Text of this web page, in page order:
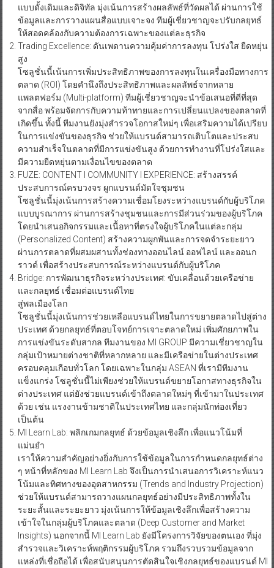
แบบดั้งเดิมและดิจิทัล มุ่งเน้นการสร้างผลลัพธ์ที่วัดผลได้ ผ่านการใช้
ข้อมูลและการวางแผนสื่อแบบเจาะจง ทีมผู้เชี่ยวชาญจะปรับกลยุทธ์
ให้สอดคล้องกับความต้องการเฉพาะของแต่ละธุรกิจ
Trading Excellence: ดันเพดานความคุ้มค่าการลงทุน โปร่งใส ยืดหยุ่น
สูง
โซลูชั่นนี้เน้นการเพิ่มประสิทธิภาพของการลงทุนในเครื่องมือทางการ
ตลาด (ROI) โดยคำนึงถึงประสิทธิภาพและผลลัพธ์จากหลาย
แพลตฟอร์ม (Multi-platform) ทีมผู้เชี่ยวชาญจะนำข้อเสนอที่ดีที่สุด
จากสื่อ พร้อมจัดการกับความท้าทายและการเปลี่ยนแปลงของตลาดที่
เกิดขึ้น ทั้งนี้ ทีมงานยังมุ่งสำรวจโอกาสใหม่ๆ เพื่อเสริมความได้เปรียบ
ในการแข่งขันของธุรกิจ ช่วยให้แบรนด์สามารถเติบโตและประสบ
ความสำเร็จในตลาดที่มีการแข่งขันสูง ด้วยการทำงานที่โปร่งใสและ
มีความยืดหยุ่นตามเงื่อนไขของตลาด
FUZE: CONTENT l COMMUNITY l EXPERIENCE: สร้างสรรค์
ประสบการณ์ครบวงจร ผูกแบรนด์มัดใจชุมชน
โซลูชั่นนี้มุ่งเน้นการสร้างความเชื่อมโยงระหว่างแบรนด์กับผู้บริโภค
แบบบูรณาการ ผ่านการสร้างชุมชนและการมีส่วนร่วมของผู้บริโภค
โดยนำเสนอกิจกรรมและเนื้อหาที่ตรงใจผู้บริโภคในแต่ละกลุ่ม
(Personalized Content) สร้างความผูกพันและการจดจำระยะยาว
ผ่านการตลาดที่ผสมผสานทั้งช่องทางออนไลน์ ออฟไลน์ และออนก
ราวด์ เพื่อสร้างประสบการณ์ระหว่างแบรนด์กับผู้บริโภค
Bridge: การพัฒนาธุรกิจระหว่างประเทศ: ขับเคลื่อนด้วยเครือข่าย
และกลยุทธ์ เชื่อมต่อแบรนด์ไทย
สู่พลเมืองโลก
โซลูชั่นนี้มุ่งเน้นการช่วยเหลือแบรนด์ไทยในการขยายตลาดไปสู่ต่าง
ประเทศ ด้วยกลยุทธ์ที่ตอบโจทย์การเจาะตลาดใหม่ เพิ่มศักยภาพใน
การแข่งขันระดับสากล ทีมงานของ MI GROUP มีความเชี่ยวชาญใน
กลุ่มเป้าหมายต่างชาติที่หลากหลาย และมีเครือข่ายในต่างประเทศ
ครอบคลุมเกือบทั่วโลก โดยเฉพาะในกลุ่ม ASEAN ที่เรามีทีมงาน
แข็งแกร่ง โซลูชั่นนี้ไม่เพียงช่วยให้แบรนด์ขยายโอกาสทางธุรกิจใน
ต่างประเทศ แต่ยังช่วยแบรนด์เข้าถึงตลาดใหม่ๆ ที่เข้ามาในประเทศ
ด้วย เช่น แรงงานข้ามชาติในประเทศไทย และกลุ่มนักท่องเที่ยว
เป็นต้น
MI Learn Lab: พลิกเกมกลยุทธ์ ด้วยข้อมูลเชิงลึก เพื่อแนวโน้มที่
แม่นยำ
เราให้ความสำคัญอย่างยิ่งกับการใช้ข้อมูลในการกำหนดกลยุทธ์ต่าง
ๆ หน้าที่หลักของ MI Learn Lab จึงเป็นการนำเสนอการวิเคราะห์แนว
โน้มและทิศทางของอุตสาหกรรม (Trends and Industry Projection)
ช่วยให้แบรนด์สามารถวางแผนกลยุทธ์อย่างมีประสิทธิภาพทั้งใน
ระยะสั้นและระยะยาว มุ่งเน้นการให้ข้อมูลเชิงลึกเพื่อสร้างความ
เข้าใจในกลุ่มผู้บริโภคและตลาด (Deep Customer and Market
Insights) นอกจากนี้ MI Learn Lab ยังมีโครงการวิจัยของตนเอง ที่มุ่ง
สำรวจและวิเคราะห์พฤติกรรมผู้บริโภค รวมถึงรวบรวมข้อมูลจาก
แหล่งที่เชื่อถือได้ เพื่อสนับสนุนการตัดสินใจเชิงกลยุทธ์ของแบรนด์ MI